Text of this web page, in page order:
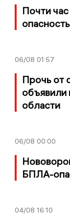
Почти
06/08 01:57
Прочь от
объявили
области
06/08 00:00
БПЛА-
04/08 16:10